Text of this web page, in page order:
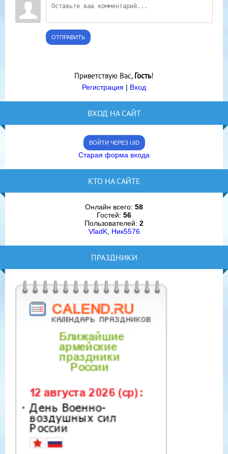
ОТПРАВИТЬ
Приветствую Вас, Гость!
Регистрация | Вход
ВХОД НА САЙТ
ВОЙТИ ЧЕРЕЗ UID
Старая форма входа
КТО НА САЙТЕ
Онлайн всего: 58
Гостей: 56
Пользователей: 2
VladK, Ник5576
ПРАЗДНИКИ